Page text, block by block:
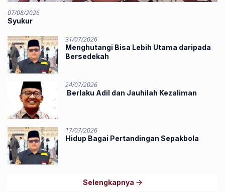
07/08/2026
Syukur
31/07/2026
Menghutangi Bisa Lebih Utama daripada
Bersedekah
24/07/2026
Berlaku Adil dan Jauhilah Kezaliman
17/07/2026
Hidup Bagai Pertandingan Sepakbola
Selengkapnya